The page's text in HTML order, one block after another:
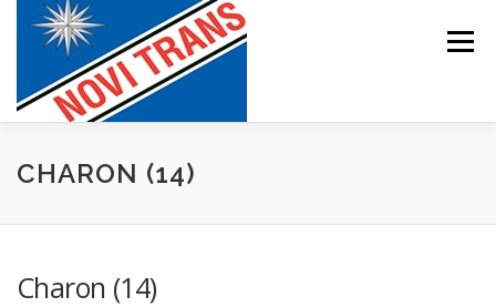
Menu
BEVRACHTING
CHARON (14)
Charon (14)